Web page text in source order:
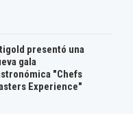
presentó una
gala
"Chefs
Experience"